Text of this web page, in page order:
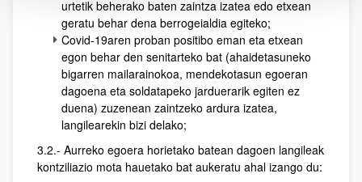
urtetik beherako baten zaintza izatea edo etxean
geratu behar dena berrogeialdia egiteko;
Covid-19aren proban positibo eman eta etxean
egon behar den senitarteko bat (ahaidetasuneko
bigarren mailarainokoa, mendekotasun egoeran
dagoena eta soldatapeko jarduerarik egiten ez
duena) zuzenean zaintzeko ardura izatea,
langilearekin bizi delako;
3.2.- Aurreko egoera horietako batean dagoen langileak
kontziliazio mota hauetako bat aukeratu ahal izango du: